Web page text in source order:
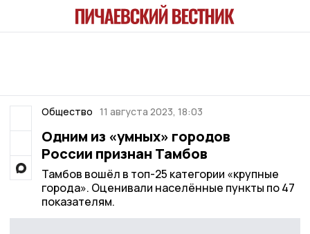
Общество 11 августа 2023, 18:03
Одним из «умных» городов
России признан Тамбов
Тамбов вошёл в топ-25 категории «крупные
города». Оценивали населённые пункты по 47
показателям.